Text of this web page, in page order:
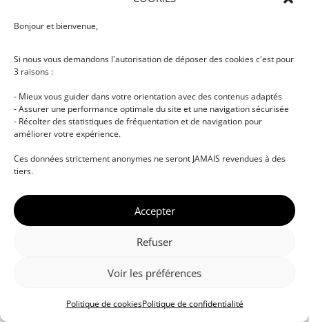
Bonjour et bienvenue,
Si nous vous demandons l'autorisation de déposer des cookies c'est pour
3 raisons :
- Mieux vous guider dans votre orientation avec des contenus adaptés
- Assurer une performance optimale du site et une navigation sécurisée
- Récolter des statistiques de fréquentation et de navigation pour
améliorer votre expérience.
Ces données strictement anonymes ne seront JAMAIS revendues à des
tiers.
Accepter
Refuser
Voir les préférences
Politique de cookiesPolitique de confidentialité
musicale • Certifications professionnelles • Paris •